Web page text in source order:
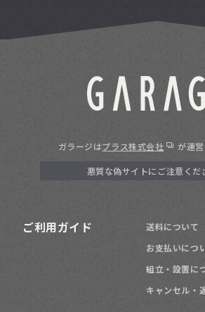
ガラージはプラス株式会社 が運営
悪質な偽サイトにご注意くだ
ご利用ガイド
送料について
お支払いにつ
組立・設置に
キャンセル・